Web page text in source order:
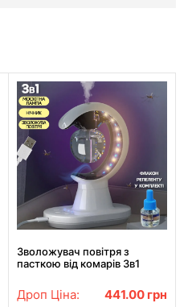
Зволожувач повітря з
пасткою від комарів 3в1
москітна лампа з підсвіткою
ONL
Дроп Ціна: 441.00 грн